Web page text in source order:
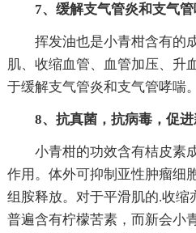
7、缓解支气管炎和支气
挥发油也是小青柑含有的
肌、收缩血管、血管加压、升
于缓解支气管炎和支气管哮喘。
8、抗真菌，抗病毒，促
小青柑的功效含有桔皮素
作用。体外可抑制亚性肿瘤细
组胺释放。对于平滑肌的.收缩
普遍含有柠檬苦素，而新会小